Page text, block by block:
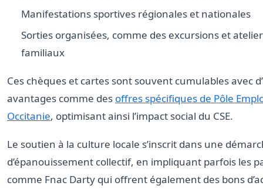
Manifestations sportives régionales et nationales
Sorties organisées, comme des excursions et
familiaux
Ces chèques et cartes sont souvent cumulables avec
avantages comme des offres spécifiques de Pôle
Occitanie, optimisant ainsi l’impact social du CSE.
Le soutien à la culture locale s’inscrit dans une
d’épanouissement collectif, en impliquant parfois les
comme Fnac Darty qui offrent également des bons